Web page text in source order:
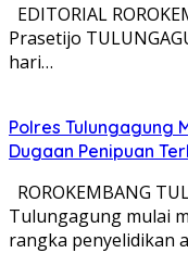
EDITORIAL
Prasetijo
hari…
Polres Tulungagung
Dugaan Penipuan
ROROKEMBANG
Tulungagung mulai
rangka penyelidikan